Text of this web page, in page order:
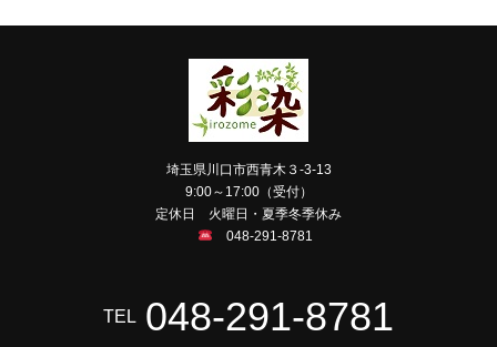
埼玉県川口市西青木３-3-13
9:00～17:00（受付）
定休日 火曜日・夏季冬季休み
048-291-8781
TEL 048-291-8781